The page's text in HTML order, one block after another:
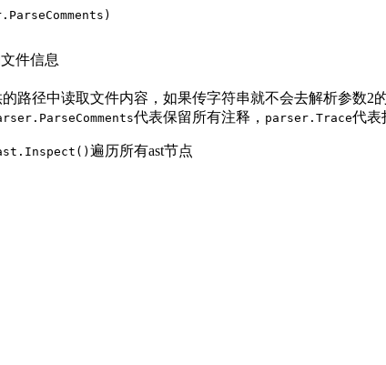
件信息
路径中读取文件内容，如果传字符串就不会去解析参数2
代表保留所有注释， parser.Trace代表
遍历所有ast节点